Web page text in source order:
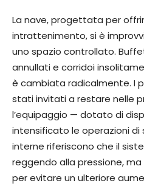
La nave, progettata per
intrattenimento, si è
uno spazio controllato.
annullati e corridoi
è cambiata radicalmente. I
stati invitati a restare nelle
l’equipaggio — dotato di
intensificato le operazioni di
interne riferiscono che il
reggendo alla pressione,
per evitare un ulteriore